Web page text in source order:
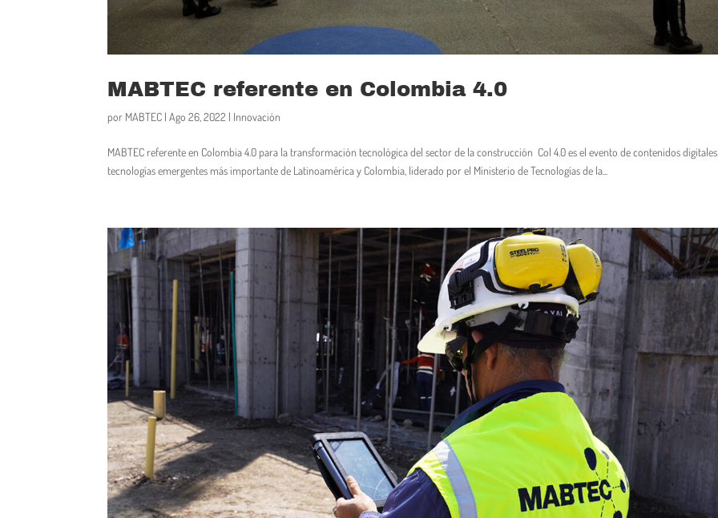
MABTEC referente en Colombia 4.0
por MABTEC |Ago 26, 2022 | Innovación
MABTEC referente en Colombia 4.0 para la transformación tecnológica del sector de la construcción Col 4.0 es el evento de contenidos
tecnologías emergentes más importante de Latinoamérica y Colombia, liderado por el Ministerio de Tecnologías de la...